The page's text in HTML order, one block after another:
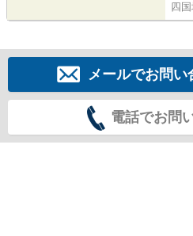
四
メールでお問い
電話でお問